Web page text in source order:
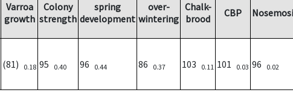
Varroa
growth
Colony
strength
spring
development
over-
wintering
Chalk-
brood
CBP
(81) 0.18 95 0.40 96 0.44 86 0.37 103 0.11 101 0.03 96 0.02